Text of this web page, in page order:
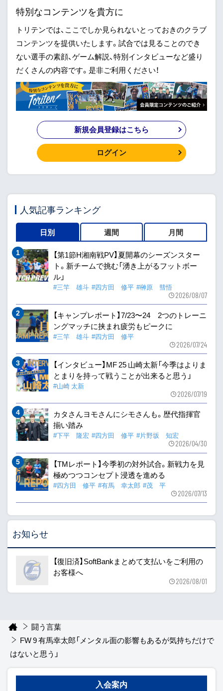
特別なコンテンツを貴方に
トリテンでは、ここでしか見られないとっておきのクラブ
コンテンツを提供いたします。試合では見ることのでき
ない選手の素顔、ゲーム解説、特別インタビューなど盛り
だくさんの内容です。是非ご利用ください！
新規会員登録はこちら
ログイン
人気記事ランキング
日別 週間 月間
【第1節H湘南戦PV】夏開幕のシーズンスター
ト。新チームで挑む「湧き上がるフットボー
ル」
#三竿 雄斗 #四方田 修平 #榊原 彗悟
2026/08/07
【キャンプレポート】7/23〜24 2つのトレーニ
ングマッチに挟まれ疲労もピークに
#三竿 雄斗 #四方田 修平
2026/07/24
【インタビュー】MF 25 山崎太新「今季はよりま
とまりを持って戦うことが出来ると思う」
#山崎 太新
2026/07/19
カタさんヨモさんにシモさんも。歴代指揮官
揃い踏み
#下平 隆宏 #四方田 修平 #片野坂 知宏
2026/04/30
【TMレポート】今季初の対外試合。新戦力を見
極めつつコンセプト浸透を進める
#四方田 修平 #有馬 幸太郎 #茂 平
2026/07/13
お知らせ
【復旧済】SoftBankまとめて支払いをご利用の
お客様へ
2026/08/01
闘う言葉
FW 9 有馬幸太郎「メンタル面の影響もあるが気持ちだけで
はないと思う」
入会案内